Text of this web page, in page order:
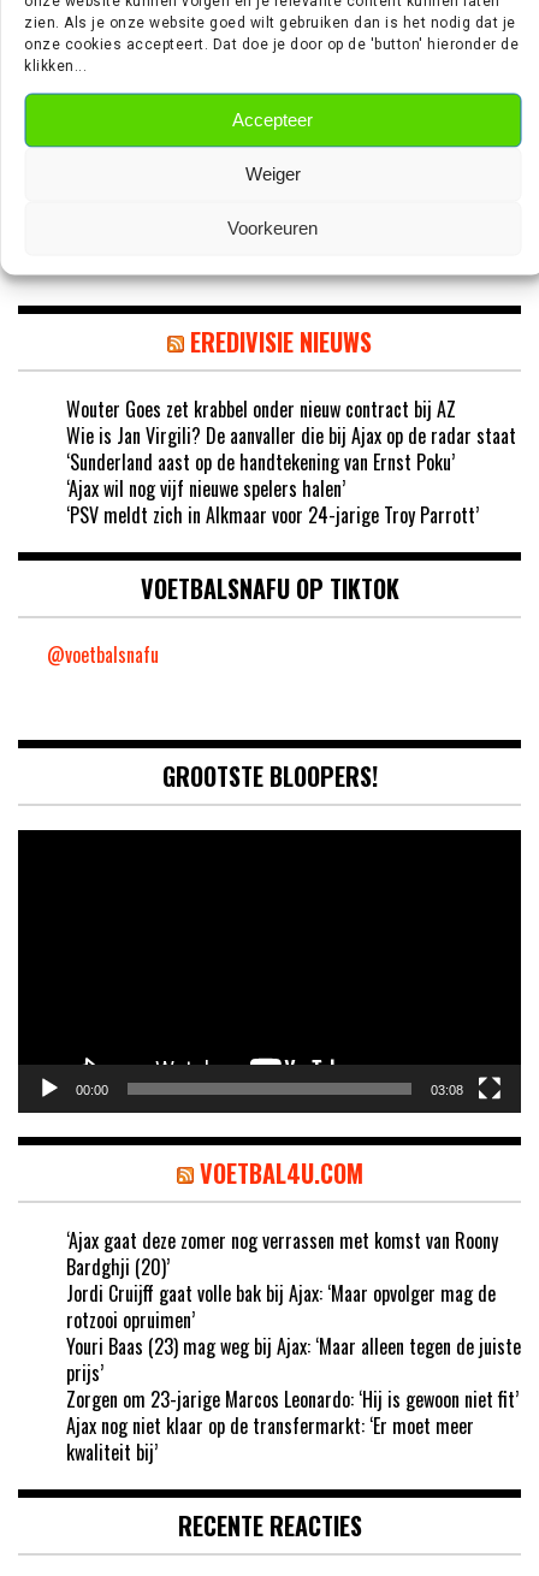
zien. Als je onze website goed wilt gebruiken dan is het nodig dat je
onze cookies accepteert. Dat doe je door op de 'button' hieronder de
klikken...
Accepteer
Weiger
Voorkeuren
‘TEUN KOOPMEINERS STAAT VOOR
‘AJAX IN GESPREK MET FRANSE
EREDIVISIE NIEUWS
Wouter Goes zet krabbel onder nieuw contract bij AZ
Wie is Jan Virgili? De aanvaller die bij Ajax op de radar staat
‘Sunderland aast op de handtekening van Ernst Poku’
‘Ajax wil nog vijf nieuwe spelers halen’
‘PSV meldt zich in Alkmaar voor 24-jarige Troy Parrott’
VOETBALSNAFU OP TIKTOK
@voetbalsnafu
GROOTSTE BLOOPERS!
00:00 03:08
VOETBAL4U.COM
‘Ajax gaat deze zomer nog verrassen met komst van Roony
Bardghji (20)’
Jordi Cruijff gaat volle bak bij Ajax: ‘Maar opvolger mag de
rotzooi opruimen’
Youri Baas (23) mag weg bij Ajax: ‘Maar alleen tegen de juiste
prijs’
Zorgen om 23-jarige Marcos Leonardo: ‘Hij is gewoon niet fit’
Ajax nog niet klaar op de transfermarkt: ‘Er moet meer
kwaliteit bij’
RECENTE REACTIES